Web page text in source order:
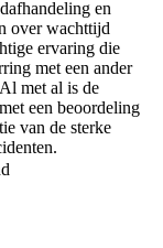
en
over wachttijd
ervaring die
met een ander
met al is de
een beoordeling
van de sterke